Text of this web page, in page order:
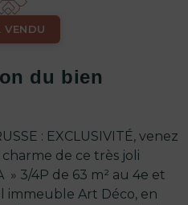
VENDU
du bien
: EXCLUSIVITÉ, venez
de ce très joli
3/4P de 63 m² au 4e et
immeuble Art Déco, en